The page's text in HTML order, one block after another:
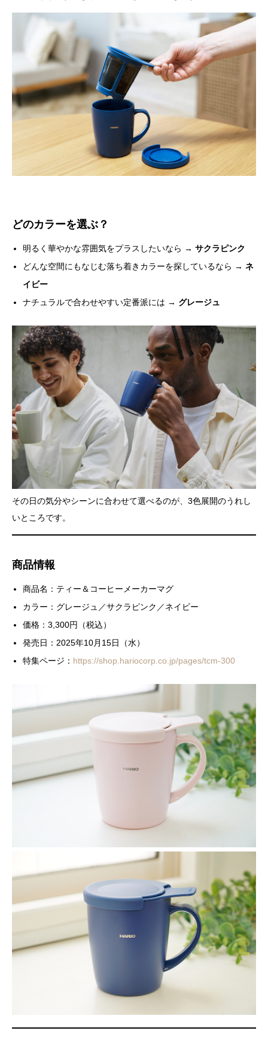
どのカラーを選ぶ？
明るく華やかな雰囲気をプラスしたいなら →サクラピンク
どんな空間にもなじむ落ち着きカラーを探しているなら →ネ
イビー
ナチュラルで合わせやすい定番派には → グレージュ
その日の気分やシーンに合わせて選べるのが、3色展開のうれし
いところです。
商品情報
商品名：ティー＆コーヒーメーカーマグ
カラー：グレージュ／サクラピンク／ネイビー
価格：3,300円（税込）
発売日：2025年10月15日（水）
特集ページ： https://shop.hariocorp.co.jp/pages/tcm-300